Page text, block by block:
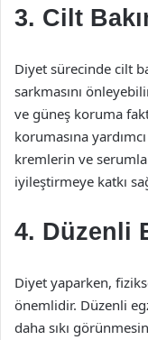
3. Cilt
Diyet sürecinde cilt
sarkmasını
ve güneş koruma
korumasına
kremlerin ve
iyileştirmeye katkı
4. Düzenli
Diyet yaparken,
önemlidir. Düzenli
daha sıkı